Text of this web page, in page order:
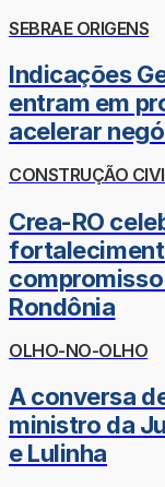
SEBRAE ORIGENS
Indicações
entram em
acelerar
CONSTRUÇÃO
Crea-RO
Rondônia
OLHO-NO-OLHO
A conversa
ministro da
e Lulinha